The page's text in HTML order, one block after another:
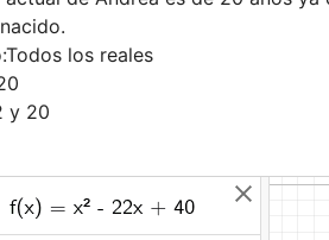
los reales